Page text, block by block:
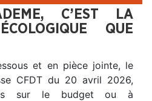
C’EST LA
QUE
et en pièce jointe, le
CFDT du 20 avril 2026,
sur le budget ou à